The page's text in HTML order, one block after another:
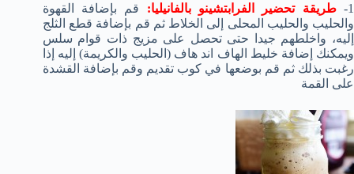
1- طريقة تحضير الفرابتشينو بالفانيليا:
قم بإضافة القهوة
والحليب والحليب المحلى إلى الخلاط ثم قم بإضافة قطع الثلج
إليه، واخلطهم جيدا حتى تحصل على مزيج ذات قوام سلس
ويمكنك إضافة خليط الهاف اند هاف (الحليب والكريمة) إليه إذا
رغبت بذلك ثم قم بوضعها في كوب تقديم وقم بإضافة القشدة
على القمة